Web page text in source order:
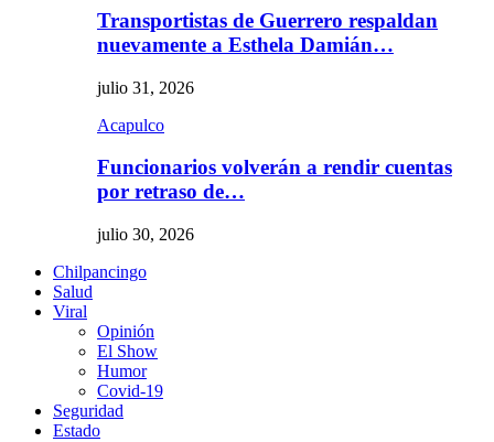
Transportistas de Guerrero respaldan
nuevamente a Esthela Damián…
julio 31, 2026
Acapulco
Funcionarios volverán a rendir cuentas
por retraso de…
julio 30, 2026
Chilpancingo
Salud
Viral
Opinión
El Show
Humor
Covid-19
Seguridad
Estado